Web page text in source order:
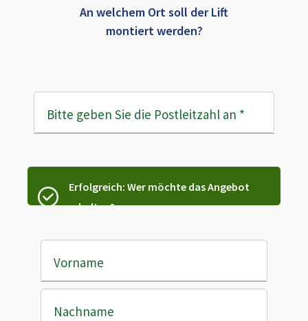
An welchem Ort soll der Lift
montiert werden?
Bitte geben Sie die Postleitzahl an *
Erfolgreich: Wer möchte das Angebot
erhalten?
Vorname
Nachname